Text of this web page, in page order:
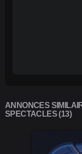
ANNONCES
SPECTACLES (13)